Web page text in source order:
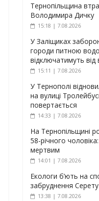
Тернопільщина
Володимира Дичку
15:18 | 7.08.2026
У Заліщиках
городи питною
відключатимуть
15:11 | 7.08.2026
У Тернополі
на вулиці
повертається
14:33 | 7.08.2026
На Тернопільщині
58-річного
мертвим
14:01 | 7.08.2026
Екологи б’ють на
забруднення
13:38 | 7.08.2026